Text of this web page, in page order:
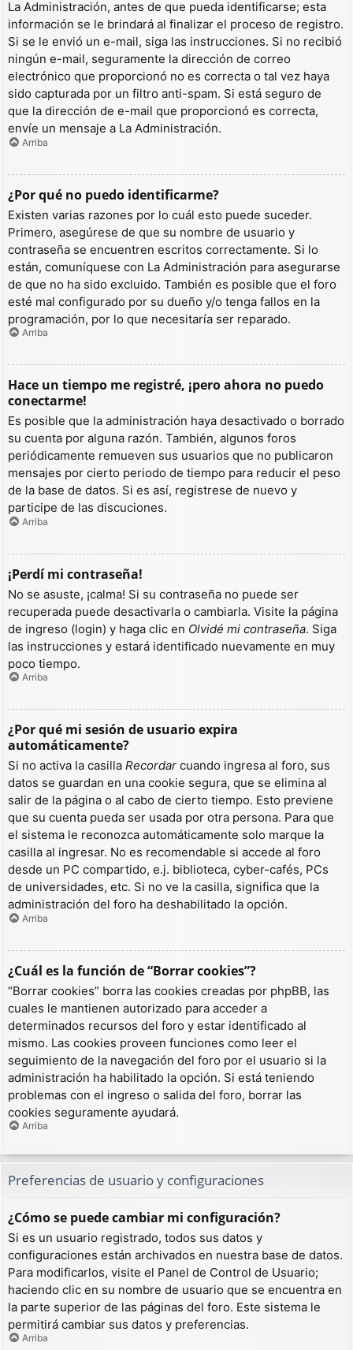
La Administración, antes de que pueda identificarse; esta
información se le brindará al finalizar el proceso de registro.
Si se le envió un e-mail, siga las instrucciones. Si no recibió
ningún e-mail, seguramente la dirección de correo
electrónico que proporcionó no es correcta o tal vez haya
sido capturada por un filtro anti-spam. Si está seguro de
que la dirección de e-mail que proporcionó es correcta,
envíe un mensaje a La Administración.
Arriba
¿Por qué no puedo identificarme?
Existen varias razones por lo cuál esto puede suceder.
Primero, asegúrese de que su nombre de usuario y
contraseña se encuentren escritos correctamente. Si lo
están, comuníquese con La Administración para asegurarse
de que no ha sido excluido. También es posible que el foro
esté mal configurado por su dueño y/o tenga fallos en la
programación, por lo que necesitaría ser reparado.
Arriba
Hace un tiempo me registré, ¡pero ahora no puedo
conectarme!
Es posible que la administración haya desactivado o borrado
su cuenta por alguna razón. También, algunos foros
periódicamente remueven sus usuarios que no publicaron
mensajes por cierto periodo de tiempo para reducir el peso
de la base de datos. Si es así, registrese de nuevo y
participe de las discuciones.
Arriba
¡Perdí mi contraseña!
No se asuste, ¡calma! Si su contraseña no puede ser
recuperada puede desactivarla o cambiarla. Visite la página
de ingreso (login) y haga clic en Olvidé mi contraseña. Siga
las instrucciones y estará identificado nuevamente en muy
poco tiempo.
Arriba
¿Por qué mi sesión de usuario expira
automáticamente?
Si no activa la casilla Recordar cuando ingresa al foro, sus
datos se guardan en una cookie segura, que se elimina al
salir de la página o al cabo de cierto tiempo. Esto previene
que su cuenta pueda ser usada por otra persona. Para que
el sistema le reconozca automáticamente solo marque la
casilla al ingresar. No es recomendable si accede al foro
desde un PC compartido, e.j. biblioteca, cyber-cafés, PCs
de universidades, etc. Si no ve la casilla, significa que la
administración del foro ha deshabilitado la opción.
Arriba
¿Cuál es la función de “Borrar cookies”?
“Borrar cookies” borra las cookies creadas por phpBB, las
cuales le mantienen autorizado para acceder a
determinados recursos del foro y estar identificado al
mismo. Las cookies proveen funciones como leer el
seguimiento de la navegación del foro por el usuario si la
administración ha habilitado la opción. Si está teniendo
problemas con el ingreso o salida del foro, borrar las
cookies seguramente ayudará.
Arriba
Preferencias de usuario y configuraciones
¿Cómo se puede cambiar mi configuración?
Si es un usuario registrado, todos sus datos y
configuraciones están archivados en nuestra base de datos.
Para modificarlos, visite el Panel de Control de Usuario;
haciendo clic en su nombre de usuario que se encuentra en
la parte superior de las páginas del foro. Este sistema le
permitirá cambiar sus datos y preferencias.
Arriba